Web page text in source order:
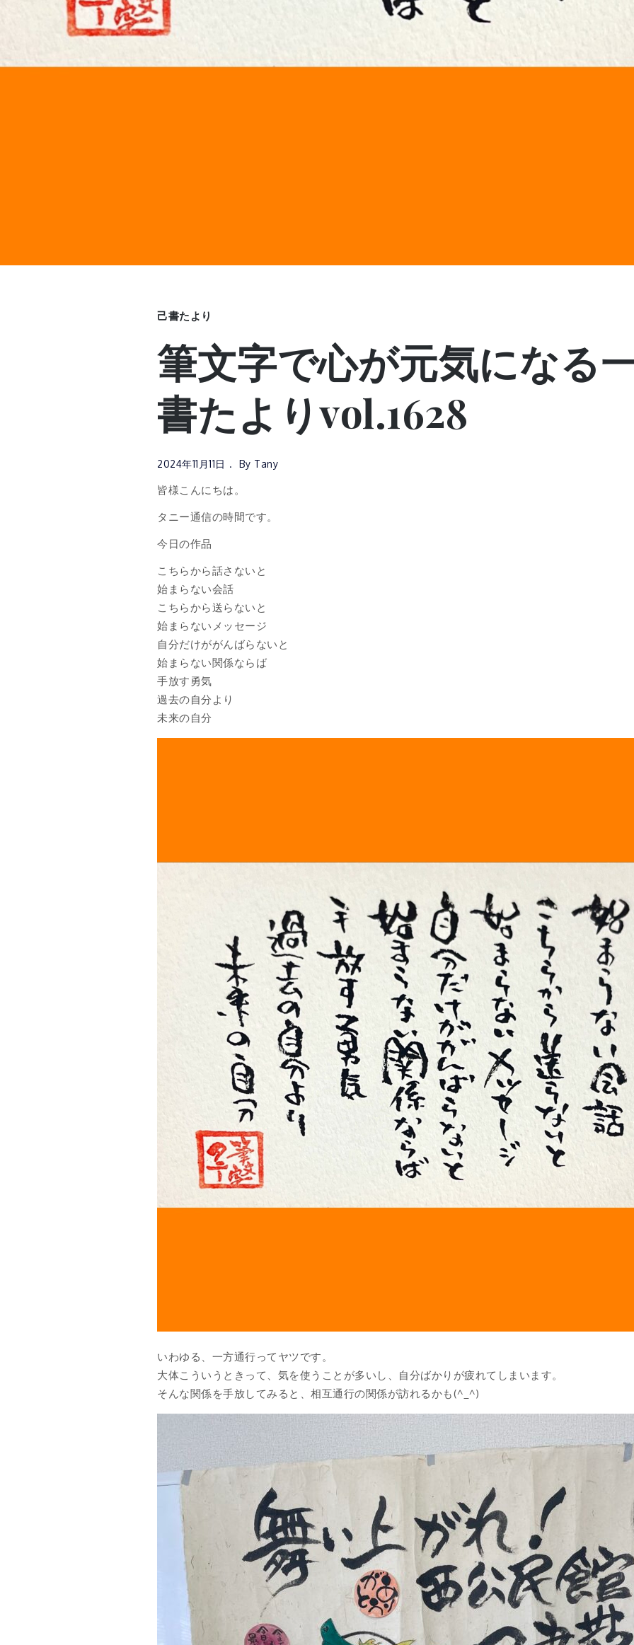
己書たより
筆文字で心が元気になる
書たよりvol.1628
2024年11月11日 By Tany
皆様こんにちは。
タニー通信の時間です。
今日の作品
こちらから話さないと
始まらない会話
こちらから送らないと
始まらないメッセージ
自分だけががんばらないと
始まらない関係ならば
手放す勇気
過去の自分より
未来の自分
いわゆる、一方通行ってヤツです。
大体こういうときって、気を使うことが多いし、自分ばかりが疲れてしまいます。
そんな関係を手放してみると、相互通行の関係が訪れるかも(^_^)